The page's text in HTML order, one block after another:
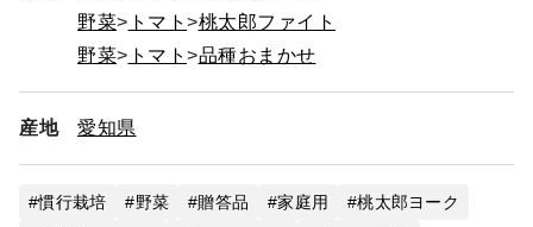
野菜
トマト
桃太郎ファイト
野菜
トマト 品種おまかせ
産地 愛知県
慣行栽培 野菜 贈答品 家庭用
桃太郎ヨーク